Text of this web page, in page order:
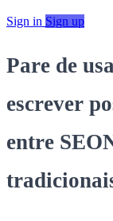
Sign in Sign up
Pare de
escrever
entre